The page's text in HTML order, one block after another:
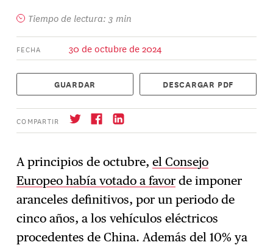
Tiempo de lectura: 3 min
FECHA 30 de octubre de 2024
GUARDAR DESCARGAR PDF
COMPARTIR
→ Suscríbase
A principios de octubre,el Consejo
Europeo había votado a favor de imponer
aranceles definitivos, por un periodo de
cinco años, a los vehículos eléctricos
procedentes de China. Además del 10% ya